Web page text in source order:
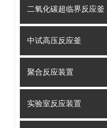
二氧化碳超临界反应釜
中试高压反应釜
聚合反应装置
实验室反应装置